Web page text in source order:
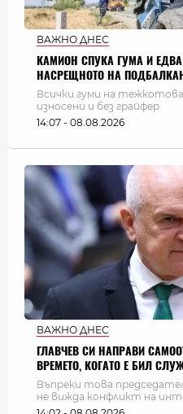
ВАЖНО ДНЕС
КАМИОН СПУКА ГУМА И
НАСРЕЩНОТО НА
Всички гуми на
износени и без грайфер
14:07 - 08.08.2026
ВАЖНО ДНЕС
ГЛАВЧЕВ СИ НАПРАВИ
ВРЕМЕТО, КОГАТО Е БИЛ
Въпреки това
не вижда конфликт на